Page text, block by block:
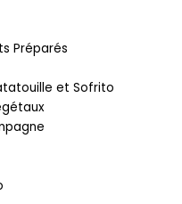
Préparés
et Sofrito